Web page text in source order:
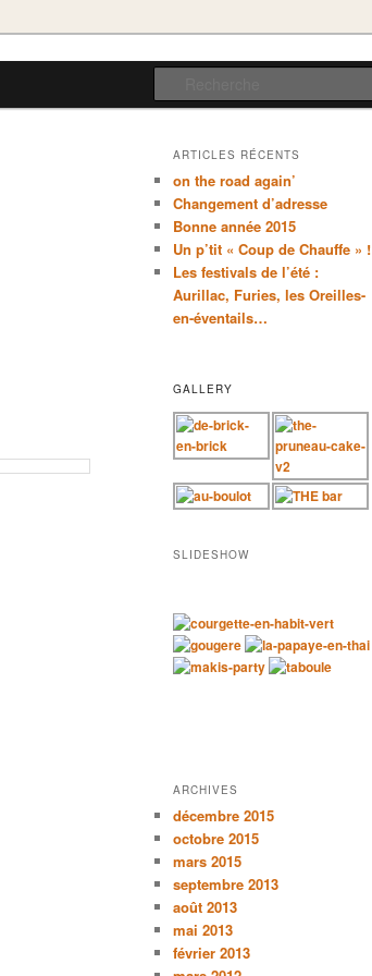
ARTICLES RÉCENTS
on the road again’
Changement d’adresse
Bonne année 2015
Un p’tit « Coup de Chauffe » !
Les festivals de l’été :
Aurillac, Furies, les Oreilles-
en-éventails…
GALLERY
SLIDESHOW
ARCHIVES
décembre 2015
octobre 2015
mars 2015
septembre 2013
août 2013
mai 2013
février 2013